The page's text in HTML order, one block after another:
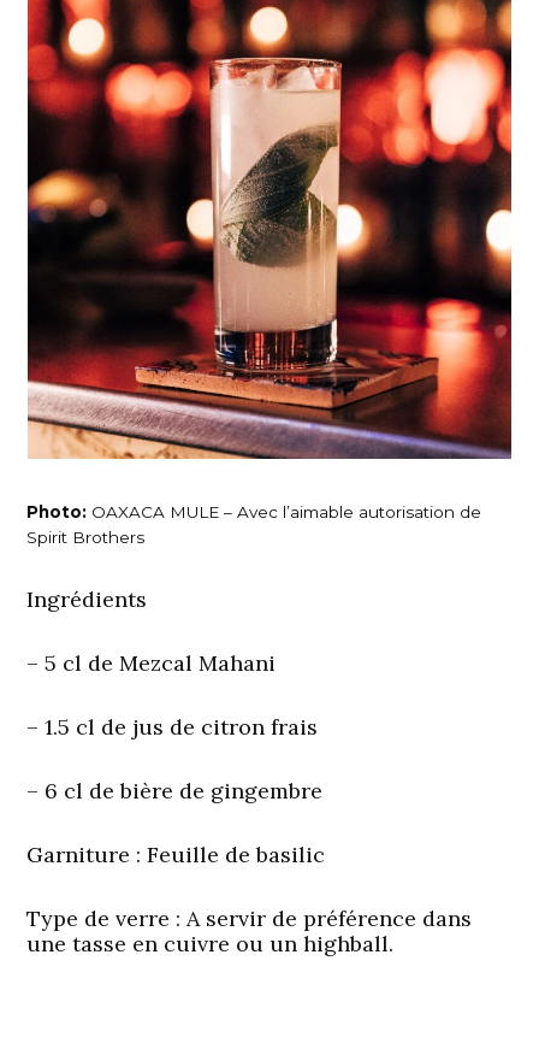
Photo: OAXACA MULE – Avec l’aimable autorisation de
Spirit Brothers
Ingrédients
– 5 cl de Mezcal Mahani
– 1.5 cl de jus de citron frais
– 6 cl de bière de gingembre
Garniture : Feuille de basilic
Type de verre : A servir de préférence dans
une tasse en cuivre ou un highball.